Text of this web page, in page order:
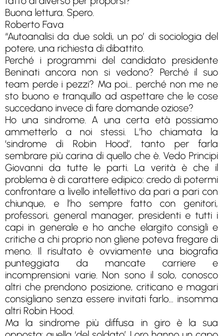
Buona lettura. Spero.
Roberto Fava
“Autoanalisi da due soldi, un po’ di sociologia del
potere, una richiesta di dibattito.
Perché i programmi del candidato presidente
Beninati ancora non si vedono? Perché il suo
team perde i pezzi? Ma poi… perché non me ne
sto buono e tranquillo ad aspettare che le cose
succedano invece di fare domande oziose?
Ho una sindrome. A una certa età possiamo
ammetterlo a noi stessi. L’ho chiamata la
‘sindrome di Robin Hood’, tanto per farla
sembrare più carina di quello che è. Vedo Principi
Giovanni da tutte le parti. La verità è che il
problema è di carattere edipico: credo di potermi
confrontare a livello intellettivo da pari a pari con
chiunque, e l’ho sempre fatto con genitori,
professori, general manager, presidenti e tutti i
capi in generale e ho anche elargito consigli e
critiche a chi proprio non gliene poteva fregare di
meno. Il risultato è ovviamente una biografia
punteggiata da mancate carriere e
incomprensioni varie. Non sono il solo, conosco
altri che prendono posizione, criticano e magari
consigliano senza essere invitati farlo… insomma
altri Robin Hood.
Ma la sindrome più diffusa in giro è la sua